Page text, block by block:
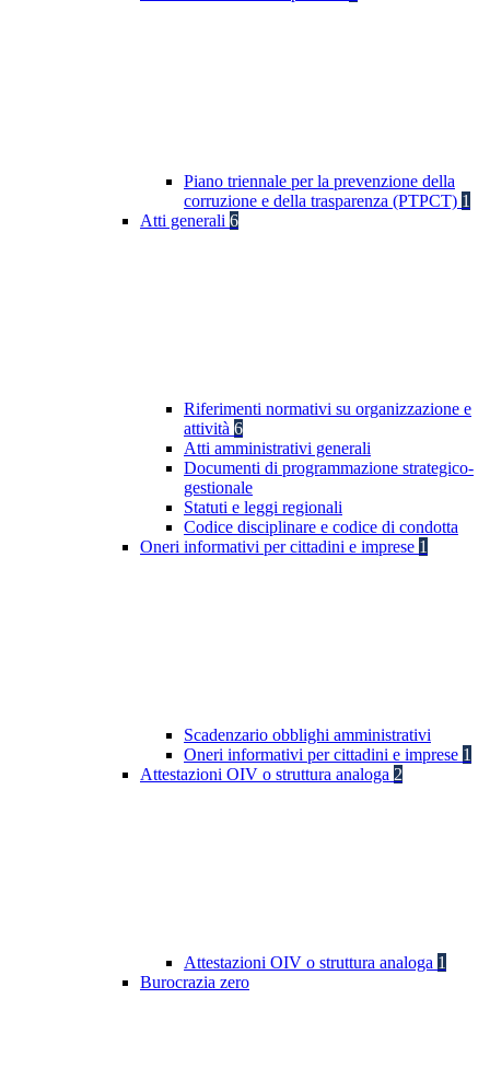
Piano triennale per la prevenzione della
corruzione e della trasparenza (PTPCT) 1
Atti generali 6
Riferimenti normativi su organizzazione e
attività 6
Atti amministrativi generali
Documenti di programmazione strategico-
gestionale
Statuti e leggi regionali
Codice disciplinare e codice di condotta
Oneri informativi per cittadini e imprese 1
Scadenzario obblighi amministrativi
Oneri informativi per cittadini e imprese 1
Attestazioni OIV o struttura analoga 2
Attestazioni OIV o struttura analoga 1
Burocrazia zero